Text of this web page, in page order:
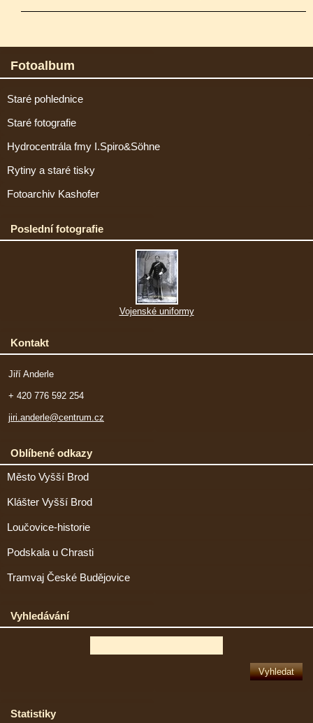
Fotoalbum
Staré pohlednice
Staré fotografie
Hydrocentrála fmy I.Spiro&Söhne
Rytiny a staré tisky
Fotoarchiv Kashofer
Poslední fotografie
Vojenské uniformy
Kontakt
Jiří Anderle
+ 420 776 592 254
jiri.anderle@centrum.cz
Oblíbené odkazy
Město Vyšší Brod
Klášter Vyšší Brod
Loučovice-historie
Podskala u Chrasti
Tramvaj České Budějovice
Vyhledávání
Statistiky